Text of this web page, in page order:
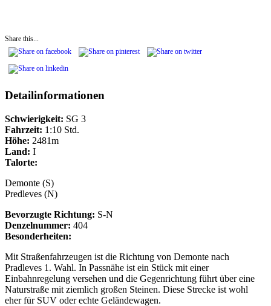
Share this...
Detailinformationen
Schwierigkeit: SG 3
Fahrzeit: 1:10 Std.
Höhe: 2481m
Land: I
Talorte:
Demonte (S)
Predleves (N)
Bevorzugte Richtung: S-N
Denzelnummer: 404
Besonderheiten:
Mit Straßenfahrzeugen ist die Richtung von Demonte nach
Pradleves 1. Wahl. In Passnähe ist ein Stück mit einer
Einbahnregelung versehen und die Gegenrichtung führt über eine
Naturstraße mit ziemlich großen Steinen. Diese Strecke ist wohl
eher für SUV oder echte Geländewagen.